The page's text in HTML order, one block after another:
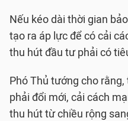
Nếu kéo dài thời gian
tạo ra áp lực để có cải
thu hút đầu tư phải có
Phó Thủ tướng cho
phải đổi mới, cải cách
thu hút từ chiều rộng